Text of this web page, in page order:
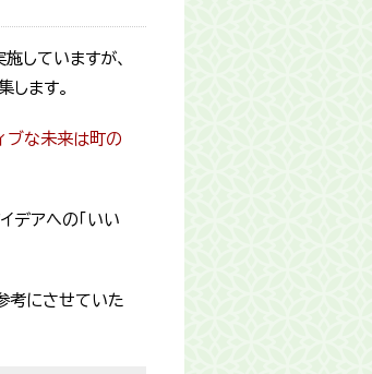
していますが、
します。
ブな未来は町の
デアへの「いい
考にさせていた